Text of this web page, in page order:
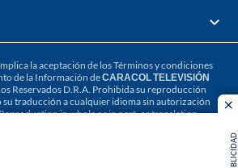
PUBLICIDAD
la aceptación de losTérminos y condiciones
de la Información deCARACOL TELEVISIÓN
Reservados D.R.A. Prohibida su reproducción
su traducción a cualquier idioma sin autorización
in whole or in part, or translation